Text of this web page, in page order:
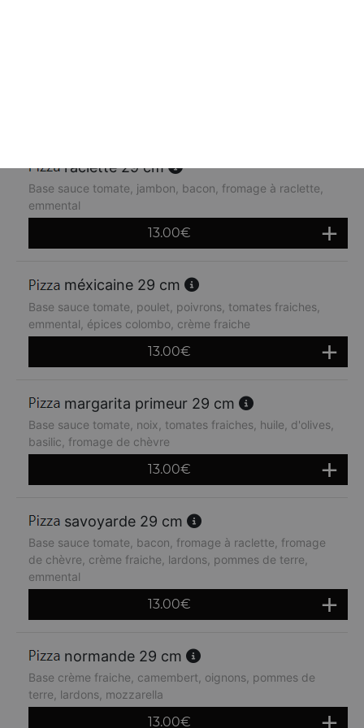
raclette 29 cm
Base sauce tomate, jambon, bacon, fromage à raclette,
emmental
13.00€
méxicaine 29 cm
Base sauce tomate, poulet, poivrons, tomates fraiches,
emmental, épices colombo, crème fraiche
13.00€
margarita primeur 29 cm
Base sauce tomate, noix, tomates fraiches, huile, d'olives,
basilic, fromage de chèvre
13.00€
savoyarde 29 cm
Base sauce tomate, bacon, fromage à raclette, fromage
de chèvre, crème fraiche, lardons, pommes de terre,
emmental
13.00€
normande 29 cm
Base crème fraiche, camembert, oignons, pommes de
terre, lardons, mozzarella
13.00€